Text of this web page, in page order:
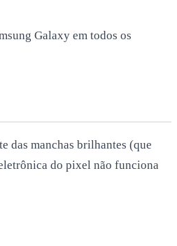
Galaxy em todos os
das manchas brilhantes (que
do pixel não funciona